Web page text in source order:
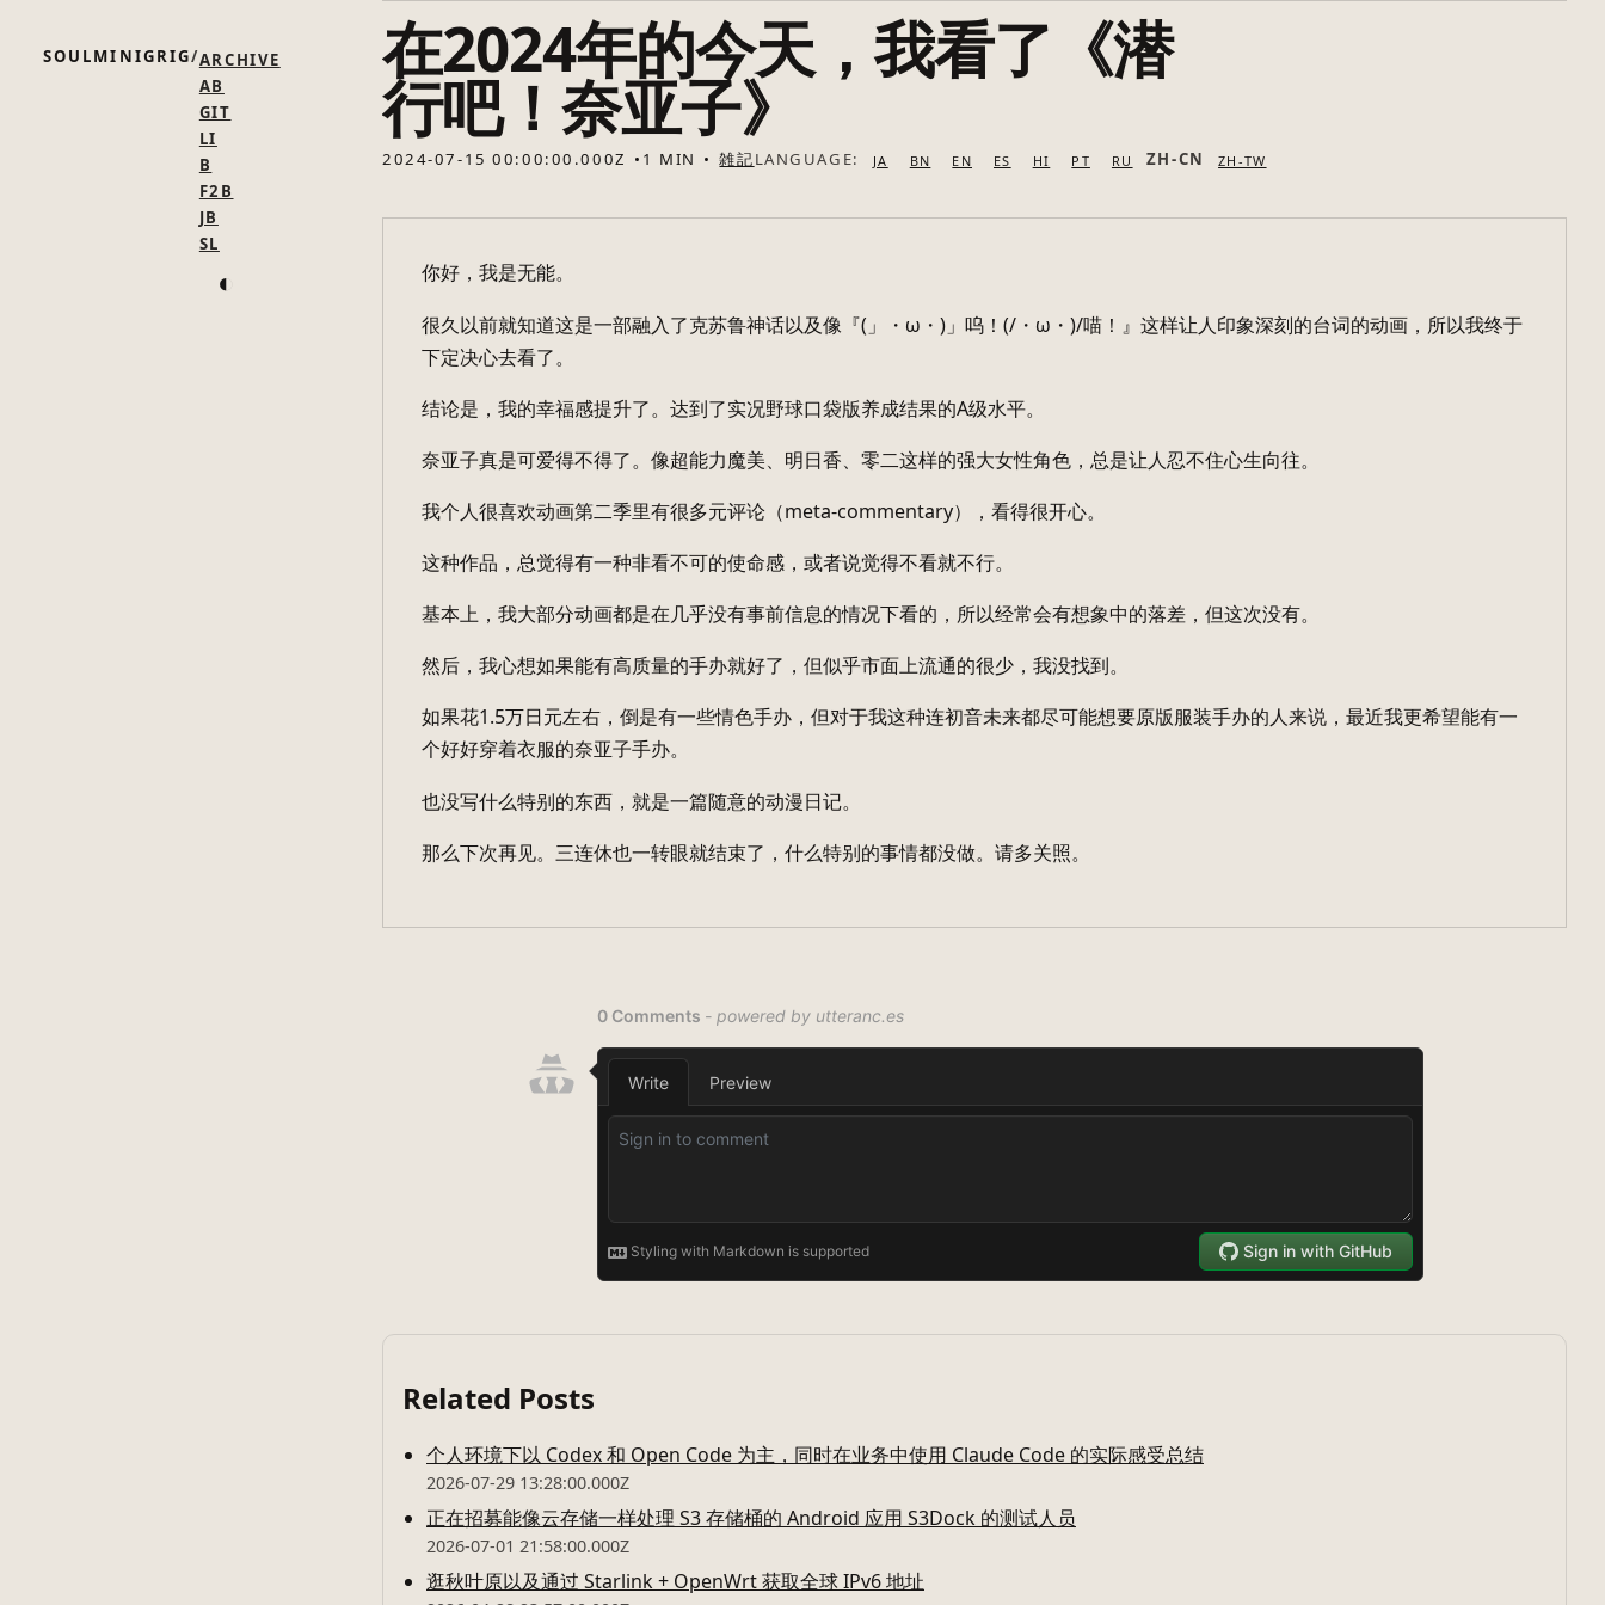
SOULMINIGRIG ARCHIVE
AB
GIT
LI
B
F2B
JB
SL
◐
在2024年的今天，我看了《潜
行吧！奈亚子》
2024-07-15 00:00:00.000Z 1 MIN 雑記LANGUAGE: JA BN EN ES HI PT RU ZH-CN ZH-TW
你好，我是无能。
很久以前就知道这是一部融入了克苏鲁神话以及像『(」・ω・)」呜！(/・ω・)/喵！』这样让人印象深刻的台词的动画，所以我终于
下定决心去看了。
结论是，我的幸福感提升了。达到了实况野球口袋版养成结果的A级水平。
奈亚子真是可爱得不得了。像超能力魔美、明日香、零二这样的强大女性角色，总是让人忍不住心生向往。
我个人很喜欢动画第二季里有很多元评论（meta-commentary），看得很开心。
这种作品，总觉得有一种非看不可的使命感，或者说觉得不看就不行。
基本上，我大部分动画都是在几乎没有事前信息的情况下看的，所以经常会有想象中的落差，但这次没有。
然后，我心想如果能有高质量的手办就好了，但似乎市面上流通的很少，我没找到。
如果花1.5万日元左右，倒是有一些情色手办，但对于我这种连初音未来都尽可能想要原版服装手办的人来说，最近我更希望能有一
个好好穿着衣服的奈亚子手办。
也没写什么特别的东西，就是一篇随意的动漫日记。
那么下次再见。三连休也一转眼就结束了，什么特别的事情都没做。请多关照。
Related Posts
个人环境下以 Codex 和 Open Code 为主，同时在业务中使用 Claude Code 的实际感受总结
2026-07-29 13:28:00.000Z
正在招募能像云存储一样处理 S3 存储桶的 Android 应用 S3Dock 的测试人员
2026-07-01 21:58:00.000Z
逛秋叶原以及通过 Starlink + OpenWrt 获取全球 IPv6 地址